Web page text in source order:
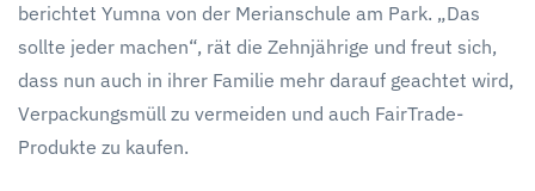
berichtet Yumna von der Merianschule am Park. „Das
sollte jeder machen“, rät die Zehnjährige und freut sich,
dass nun auch in ihrer Familie mehr darauf geachtet wird,
Verpackungsmüll zu vermeiden und auch FairTrade-
Produkte zu kaufen.